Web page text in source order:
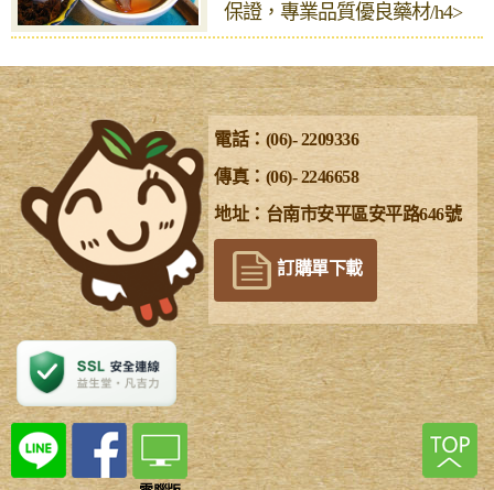
保證，專業品質優良藥材/h4>
電話：(06)- 2209336
傳真：(06)- 2246658
地址：台南市安平區安平路646號
訂購單下載